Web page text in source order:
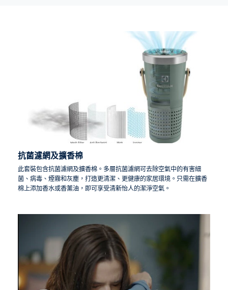
抗菌濾網及擴香棉
此套裝包含抗菌濾網及擴香棉。多層抗菌濾網可去除空氣中的有害細
菌、病毒、煙霧和灰塵，打造更清潔、更健康的家居環境。只需在擴香
棉上添加香水或香薰油，即可享受清新怡人的潔淨空氣。